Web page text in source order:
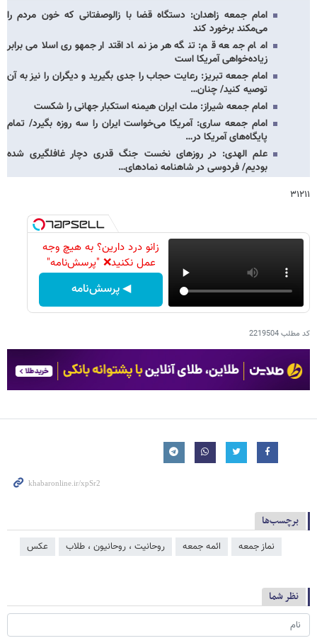
امام جمعه زاهدان: دستگاه قضا با زالوصفتانی که خون مردم را
می‌مکند برخورد کند
امام جمعه قم: تنگه هرمز نماد اقتدار جمهوری اسلامی برابر
زیاده‌خواهی آمریکا است
امام جمعه تبریز: رعایت حجاب را جدی بگیرید و دیگران را نیز به آن
توصیه کنید/ چنان…
امام جمعه شیراز: ملت ایران هیمنه استکبار جهانی را شکست
امام جمعه ساری: آمریکا می‌خواست ایران را سه روزه بگیرد/ تمام
پایگاه‌های آمریکا در…
علم الهدی: در روزهای نخست جنگ قدری دچار غافلگیری شده
بودیم/ فردوسی در شاهنامه نمادهای…
۳۱۲۱۱
زانو درد دارین؟ به هیچ وجه
عمل نکنید❌ "پرسش‌نامه"
◀ پرسش‌نامه
کد مطلب2219504
برچسب‌ها
نماز جمعه ائمه جمعه روحانیت ، روحانیون ، طلاب عکس
نظر شما